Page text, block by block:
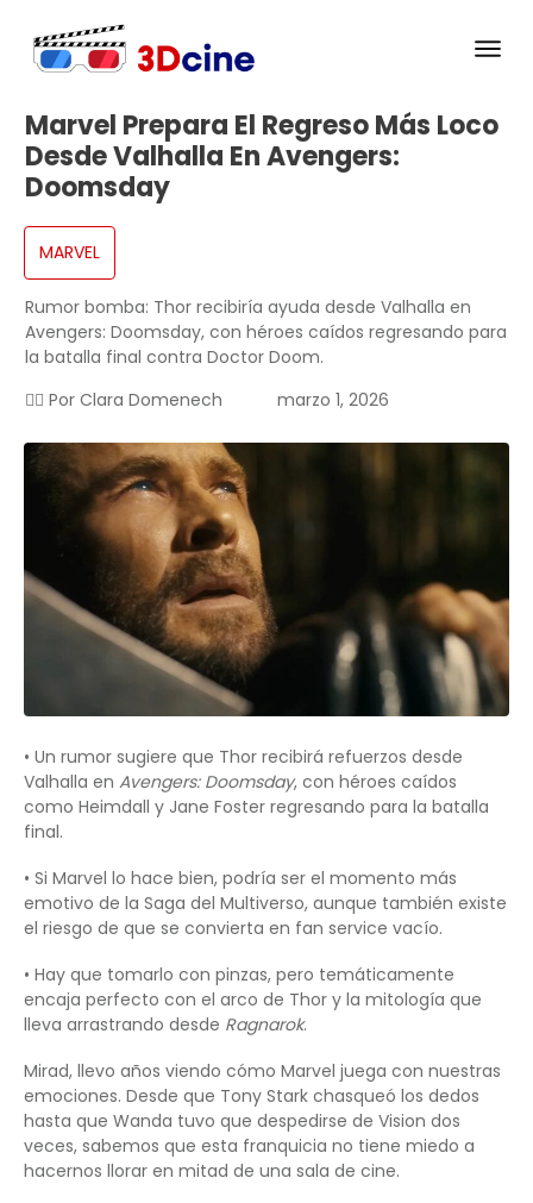
Marvel Prepara El Regreso Más Loco
Desde Valhalla En Avengers:
Doomsday
MARVEL
Rumor bomba: Thor recibiría ayuda desde Valhalla en
Avengers: Doomsday, con héroes caídos regresando para
la batalla final contra Doctor Doom.
✍🏻 Por Clara Domenech marzo 1, 2026
• Un rumor sugiere que Thor recibirá refuerzos desde
Valhalla en Avengers: Doomsday, con héroes caídos
como Heimdall y Jane Foster regresando para la batalla
final.
• Si Marvel lo hace bien, podría ser el momento más
emotivo de la Saga del Multiverso, aunque también existe
el riesgo de que se convierta en fan service vacío.
• Hay que tomarlo con pinzas, pero temáticamente
encaja perfecto con el arco de Thor y la mitología que
lleva arrastrando desde Ragnarok.
Mirad, llevo años viendo cómo Marvel juega con nuestras
emociones. Desde que Tony Stark chasqueó los dedos
hasta que Wanda tuvo que despedirse de Vision dos
veces, sabemos que esta franquicia no tiene miedo a
hacernos llorar en mitad de una sala de cine.